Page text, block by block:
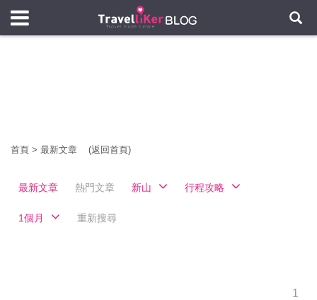
首頁 > 最新文章 (返回首頁)
最新文章 熱門文章 新山 行程攻略
1個月 重新搜尋
1